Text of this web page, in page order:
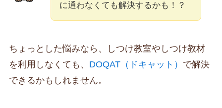
に通わなくても解決するかも！？
ちょっとした悩みなら、しつけ教室やしつけ教材
を利用しなくても、 DOQAT（ドキャット） で解決
できるかもしれません。